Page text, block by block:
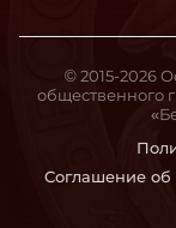
Соглашение об
© 2015-2026
общественного